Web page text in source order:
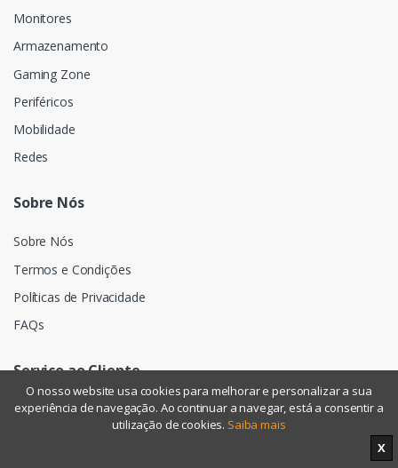
Monitores
Armazenamento
Gaming Zone
Periféricos
Mobilidade
Redes
Sobre Nós
Sobre Nós
Termos e Condições
Políticas de Privacidade
FAQs
Serviço ao Cliente
A Minha Conta
Acompanhar Encomenda
O nosso website usa cookies para melhorar e personalizar a sua
experiência de navegação. Ao continuar a navegar, está a consentir a
utilização de cookies. Saiba mais
X